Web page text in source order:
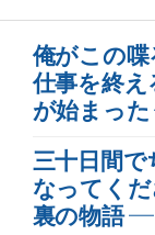
俺がこの喋
仕事を終え
が始まった
三十日間
なってく
裏の物語